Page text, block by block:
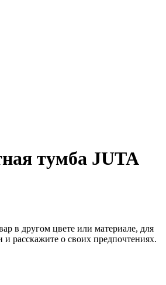
тумба JUTA
в другом цвете или материале, для
и расскажите о своих предпочтениях.